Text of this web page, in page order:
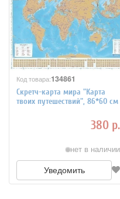
Код товара:134861
Скретч-карта мира "Карта
твоих путешествий", 86*60 см
380 р.
нет в наличии
Уведомить